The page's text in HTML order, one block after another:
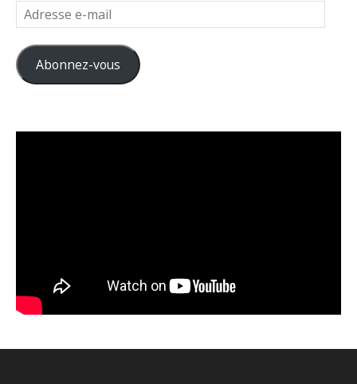
Adresse
e-
mail
Abonnez-vous